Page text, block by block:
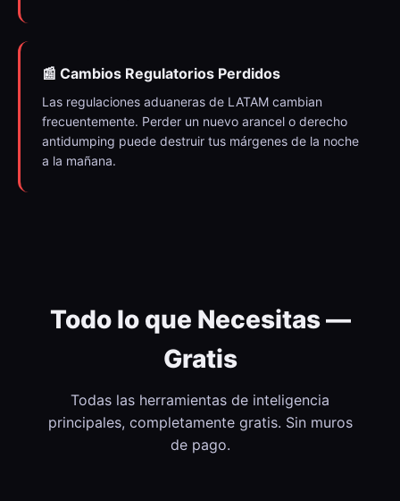
📰 Cambios Regulatorios Perdidos
Las regulaciones aduaneras de LATAM cambian
frecuentemente. Perder un nuevo arancel o derecho
antidumping puede destruir tus márgenes de la noche
a la mañana.
Todo lo que Necesitas —
Gratis
Todas las herramientas de inteligencia
principales, completamente gratis. Sin muros
de pago.